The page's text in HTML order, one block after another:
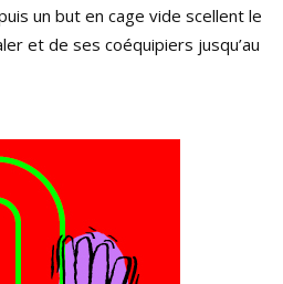
un but en cage vide scellent le
et de ses coéquipiers jusqu’au